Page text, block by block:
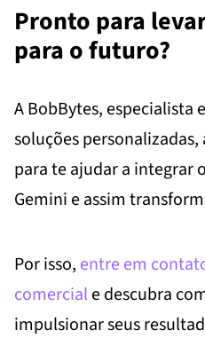
Pronto para
para o futuro?
A BobBytes, especialista
soluções
para te ajudar a integrar
Gemini e assim
Por isso, entre em
comerciale descubra
impulsionar seus